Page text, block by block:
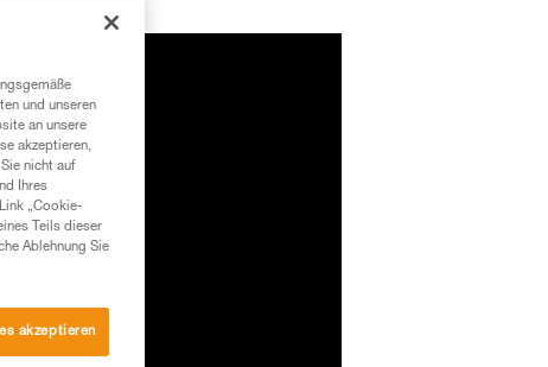
und unseren
an unsere
akzeptieren,
nicht auf
Ihres
„Cookie-
Teils dieser
Ablehnung Sie
akzeptieren